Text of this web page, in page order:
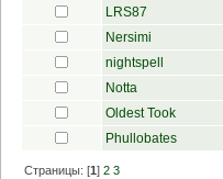
LRS87
Nersimi
nightspell
Notta
Oldest Took
Phullobates
Страницы: [1]2 3